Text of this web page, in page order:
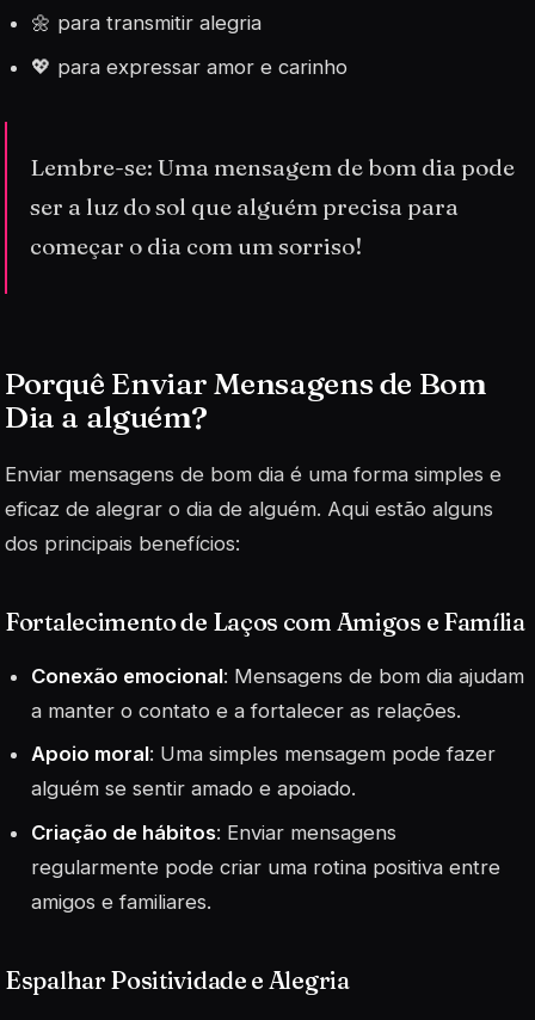
🌼 para transmitir alegria
💖 para expressar amor e carinho
Lembre-se: Uma mensagem de bom dia pode
ser a luz do sol que alguém precisa para
começar o dia com um sorriso!
Porquê Enviar Mensagens de Bom
Dia a alguém?
Enviar mensagens de bom dia é uma forma simples e
eficaz de alegrar o dia de alguém. Aqui estão alguns
dos principais benefícios:
Fortalecimento de Laços com Amigos e Família
Conexão emocional: Mensagens de bom dia ajudam
a manter o contato e a fortalecer as relações.
Apoio moral: Uma simples mensagem pode fazer
alguém se sentir amado e apoiado.
Criação de hábitos: Enviar mensagens
regularmente pode criar uma rotina positiva entre
amigos e familiares.
Espalhar Positividade e Alegria